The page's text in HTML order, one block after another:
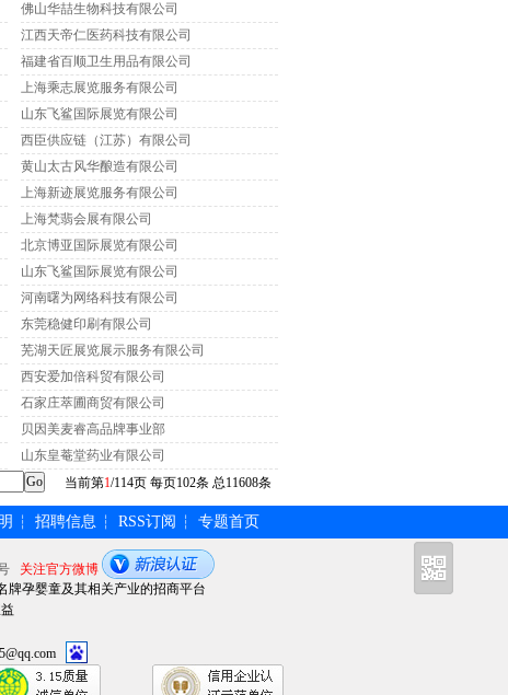
佛山华喆生物科技有限公司
江西天帝仁医药科技有限公司
福建省百顺卫生用品有限公司
上海乘志展览服务有限公司
山东飞鲨国际展览有限公司
西臣供应链（江苏）有限公司
黄山太古风华酿造有限公司
上海新迹展览服务有限公司
上海梵翡会展有限公司
北京博亚国际展览有限公司
山东飞鲨国际展览有限公司
河南曙为网络科技有限公司
东莞稳健印刷有限公司
芜湖天匠展览展示服务有限公司
西安爱加倍科贸有限公司
石家庄萃圃商贸有限公司
贝因美麦睿高品牌事业部
山东皇菴堂药业有限公司
当前第1/114页 每页102条 总11608条
┆ 招聘信息 ┆ RSS订阅 ┆ 专题首页
关注官方微博
牌孕婴童及其相关产业的招商平台